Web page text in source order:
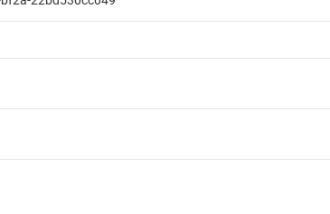
暨通訊交易解除權合理例外情事適用準則第2條第5